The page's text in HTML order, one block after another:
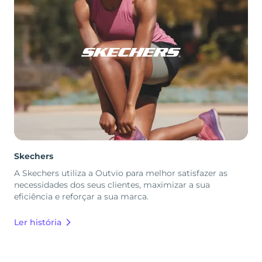
Skechers
A Skechers utiliza a Outvio para melhor satisfazer as
necessidades dos seus clientes, maximizar a sua
eficiência e reforçar a sua marca.
Ler história